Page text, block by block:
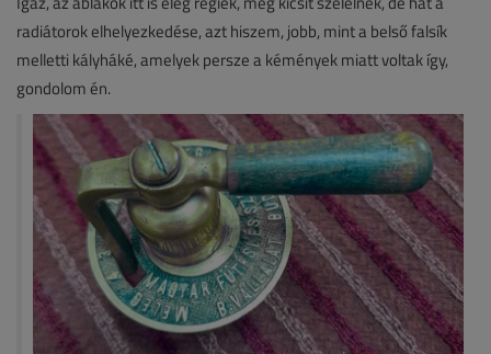
radiátorok elhelyezkedése, azt hiszem, jobb, mint a belső falsík
melletti kályháké, amelyek persze a kémények miatt voltak így,
gondolom én.